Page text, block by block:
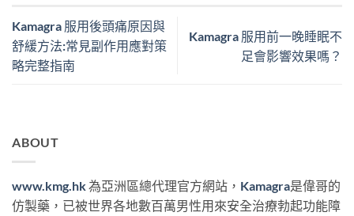
Kamagra 服用後頭痛原因與
舒緩方法:常見副作用應對策
略完整指南
Kamagra 服用前一晚睡眠不
足會影響效果嗎？
ABOUT
www.kmg.hk為亞洲區總代理官方網站， Kamagra是偉哥的
仿製藥，已被世界各地數百萬男性用來安全治療勃起功能障